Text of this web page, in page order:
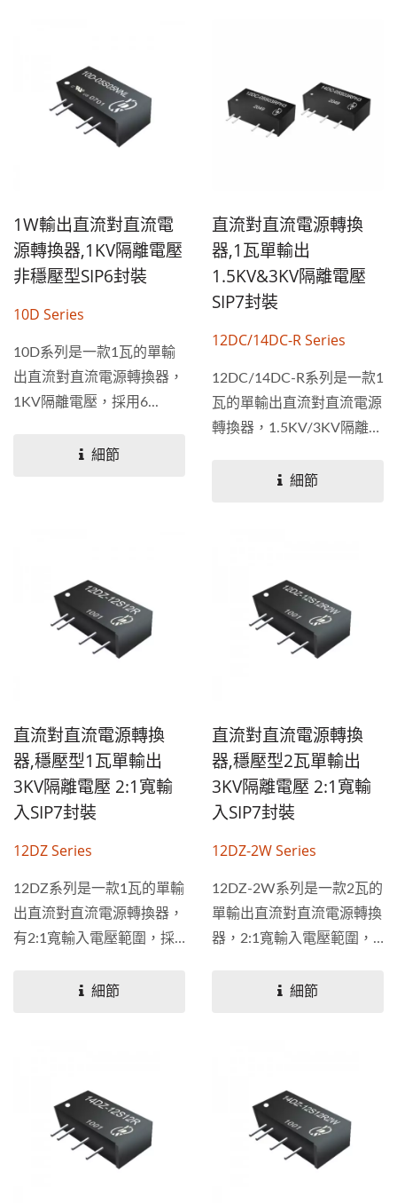
1W輸出直流對直流電
源轉換器,1KV隔離電壓
非穩壓型SIP6封裝
10D Series
10D系列是一款1瓦的單輸
出直流對直流電源轉換器，
1KV隔離電壓，採用6...
細節
直流對直流電源轉換
器,1瓦單輸出
1.5KV&3KV隔離電壓
SIP7封裝
12DC/14DC-R Series
12DC/14DC-R系列是一款1
瓦的單輸出直流對直流電源
轉換器，1.5KV/3KV隔離電
細節
直流對直流電源轉換
器,穩壓型1瓦單輸出
3KV隔離電壓 2:1寬輸
入SIP7封裝
12DZ Series
12DZ系列是一款1瓦的單輸
出直流對直流電源轉換器，
有2:1寬輸入電壓範圍，採
細節
直流對直流電源轉換
器,穩壓型2瓦單輸出
3KV隔離電壓 2:1寬輸
入SIP7封裝
12DZ-2W Series
12DZ-2W系列是一款2瓦的
單輸出直流對直流電源轉換
器，2:1寬輸入電壓範圍，
細節